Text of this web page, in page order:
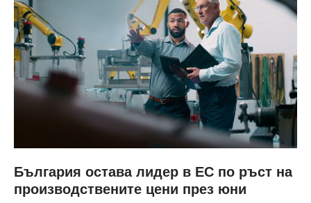
България остава лидер в ЕС по ръст на
производствените цени през юни